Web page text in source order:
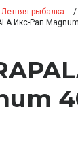
Летняя рыбалка
Икс-Рап